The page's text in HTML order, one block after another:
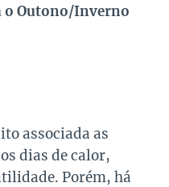
o Outono/Inverno
associada as
dias de calor,
Porém, há